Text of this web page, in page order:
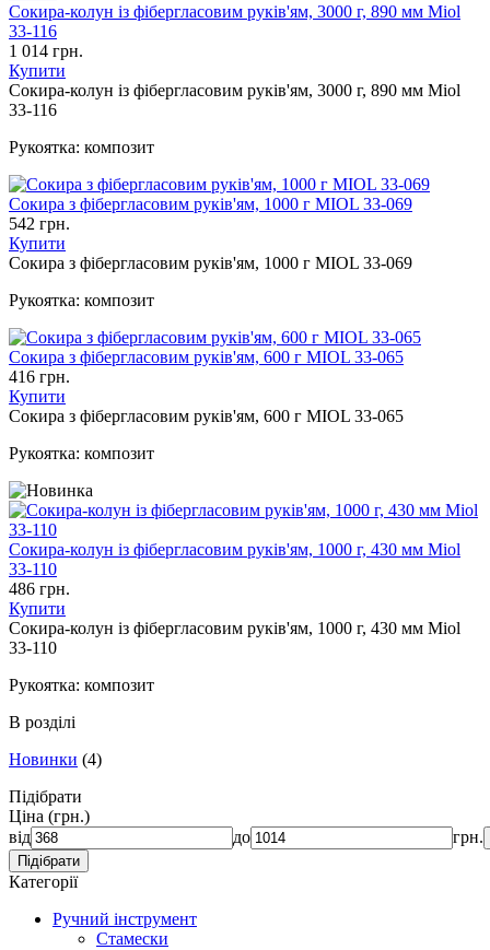
Сокира-колун із фібергласовим руків'ям, 3000 г, 890 мм Miol
33-116
1 014 грн.
Купити
Сокира-колун із фібергласовим руків'ям, 3000 г, 890 мм Miol
33-116
Рукоятка: композит
Сокира з фібергласовим руків'ям, 1000 г MIOL 33-069
542 грн.
Купити
Сокира з фібергласовим руків'ям, 1000 г MIOL 33-069
Рукоятка: композит
Сокира з фібергласовим руків'ям, 600 г MIOL 33-065
416 грн.
Купити
Сокира з фібергласовим руків'ям, 600 г MIOL 33-065
Рукоятка: композит
Сокира-колун із фібергласовим руків'ям, 1000 г, 430 мм Miol
33-110
486 грн.
Купити
Сокира-колун із фібергласовим руків'ям, 1000 г, 430 мм Miol
33-110
Рукоятка: композит
В розділі
Новинки (4)
Підібрати
Ціна (грн.)
від
до грн.
Категорії
Ручний інструмент
Стамески